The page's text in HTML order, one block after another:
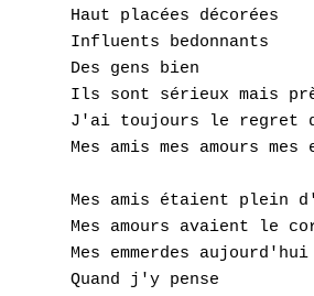
Haut placées décorées
Influents bedonnants
Des gens bien
Ils sont sérieux mais
J'ai toujours le regret
Mes amis mes amours mes
Mes amis étaient plein
Mes amours avaient le
Mes emmerdes aujourd'hui
Quand j'y pense
T
V